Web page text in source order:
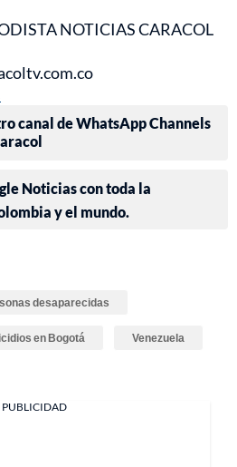
NOTICIAS CARACOL
canal de WhatsApp Channels
Noticias con toda la
y el mundo.
desaparecidas
en Bogotá Venezuela
PUBLICIDAD